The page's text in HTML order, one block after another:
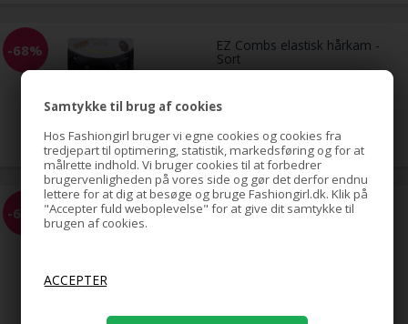
Samtykke til brug af cookies
Hos Fashiongirl bruger vi egne cookies og cookies fra
tredjepart til optimering, statistik, markedsføring og for at
målrette indhold. Vi bruger cookies til at forbedrer
brugervenligheden på vores side og gør det derfor endnu
lettere for at dig at besøge og bruge Fashiongirl.dk. Klik på
"Accepter fuld weboplevelse" for at give dit samtykke til
brugen af cookies.
-68% EZ Combs elastisk hårkam -
Sort
19,00DKK
-68% EZ Combs elastisk hårkam -